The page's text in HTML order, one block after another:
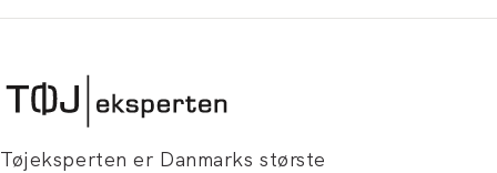
Tøjeksperten er Danmarks største